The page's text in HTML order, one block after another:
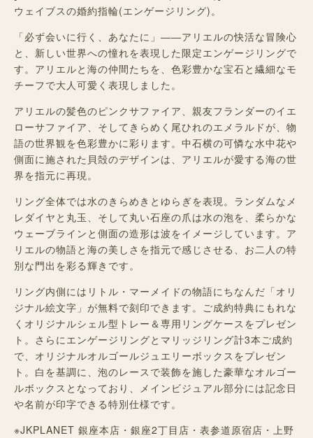
ウェイブスの婚約指輪(エンゲージリング)。
「必ず会いに行く、あなたに」――アリエルの快活な冒険心
と、新しい世界への憧れを表現した限定エンゲージリングで
す。アリエルと海の仲間たちを、色彩豊かな宝石と繊細なモ
チーフで大人可愛く表現しました。
アリエルの髪色のピンクサファイア、親友フランダーのイエ
ローサファイア、そしてきらめく尾ひれのエメラルドが、物
語の世界観を色彩豊かに彩ります。中石横の可憐な水中花や
側面に施された貝殻のデザインは、アリエルが愛する海の世
界を指元に再現。
リング全体では水のきらめきとゆらぎを表現。ランダムなメ
レダイヤと丸玉、そして丸い石座の爪は水の泡を、柔らかな
ウェーブラインと側面の造形は波をイメージしています。ア
リエルの物語と海の美しさを指元で感じさせる、お二人の特
別な門出を彩る輝きです。
リング内側にはリトル・マーメイドの物語にちなんだ「オリ
ジナル絵文字」が無料で刻印できます。ご成約特典にもれな
くオリジナルシェル型トレー＆専用リングケースをプレゼン
ト。さらにエンゲージリングとマリッジリング計3本ご成約
で、オリジナルオルゴールジュエリーボックスをプレゼン
ト。白を基調に、泡のレースで装飾を施した豪華なオルゴー
ルボックスとなっており、メインビジュアル部分には記念日
や名前が印字できる特別仕様です。
※JKPLANET 銀座本店・銀座2丁目店・表参道原宿店・上野